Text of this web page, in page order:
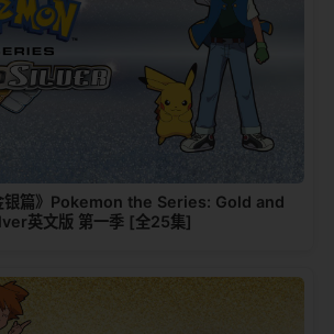
银篇》Pokemon the Series: Gold and
英文版 第一季 [全25集]